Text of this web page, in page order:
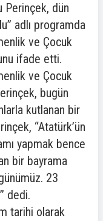
Perinçek, dün
adlı programda
ve Çocuk
ifade etti.
ve Çocuk
bugün
kutlanan bir
“Atatürk’ün
yapmak bence
bir bayrama
23
dedi.
tarihi olarak